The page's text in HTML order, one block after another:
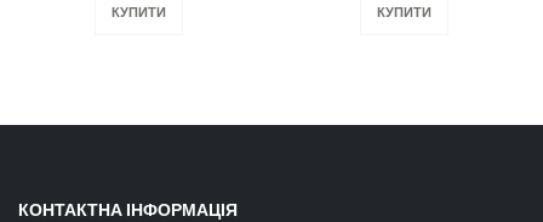
КУПИТИ КУПИТИ
КОНТАКТНА ІНФОРМАЦІЯ